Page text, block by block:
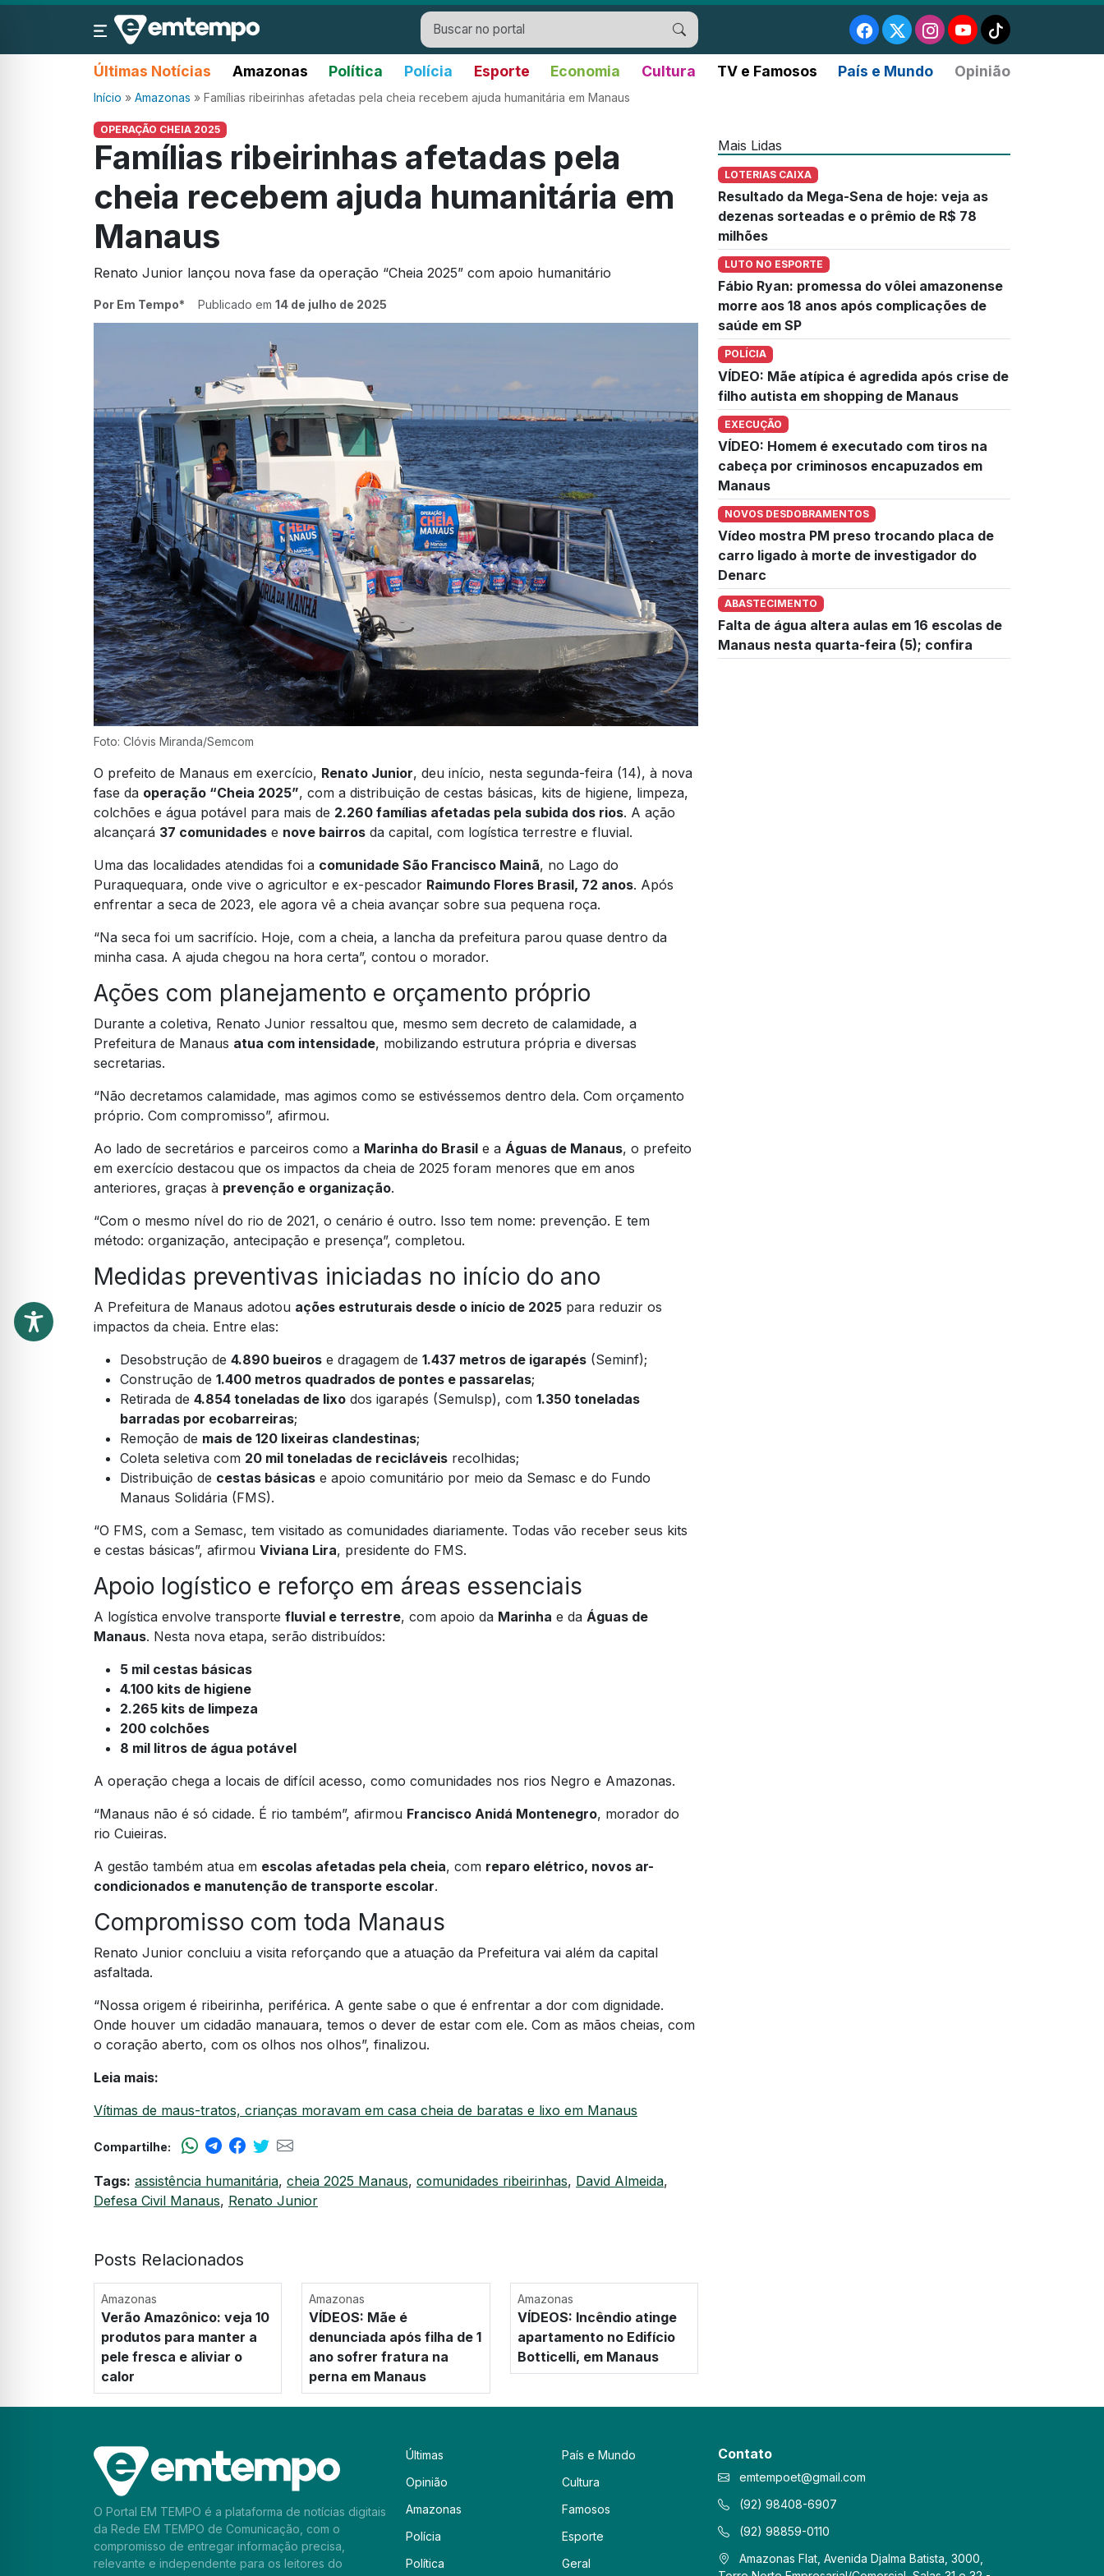
Últimas Notícias Amazonas Política Polícia Esporte Economia Cultura TV e Famosos País e Mundo Opinião
Início » Amazonas » Famílias ribeirinhas afetadas pela cheia recebem ajuda humanitária em Manaus
OPERAÇÃO CHEIA 2025
Famílias ribeirinhas afetadas pela
cheia recebem ajuda humanitária em
Manaus
Renato Junior lançou nova fase da operação “Cheia 2025” com apoio humanitário
Por Em Tempo* Publicado em 14 de julho de 2025
Foto: Clóvis Miranda/Semcom
O prefeito de Manaus em exercício, Renato Junior, deu início, nesta segunda-feira (14), à nova
fase da operação “Cheia 2025”, com a distribuição de cestas básicas, kits de higiene, limpeza,
colchões e água potável para mais de 2.260 famílias afetadas pela subida dos rios. A ação
alcançará 37 comunidades e nove bairros da capital, com logística terrestre e fluvial.
Uma das localidades atendidas foi a comunidade São Francisco Mainã, no Lago do
Puraquequara, onde vive o agricultor e ex-pescador Raimundo Flores Brasil, 72 anos. Após
enfrentar a seca de 2023, ele agora vê a cheia avançar sobre sua pequena roça.
“Na seca foi um sacrifício. Hoje, com a cheia, a lancha da prefeitura parou quase dentro da
minha casa. A ajuda chegou na hora certa”, contou o morador.
Ações com planejamento e orçamento próprio
Durante a coletiva, Renato Junior ressaltou que, mesmo sem decreto de calamidade, a
Prefeitura de Manaus atua com intensidade, mobilizando estrutura própria e diversas
secretarias.
“Não decretamos calamidade, mas agimos como se estivéssemos dentro dela. Com orçamento
próprio. Com compromisso”, afirmou.
Ao lado de secretários e parceiros como a Marinha do Brasil e a Águas de Manaus, o prefeito
em exercício destacou que os impactos da cheia de 2025 foram menores que em anos
anteriores, graças à prevenção e organização.
“Com o mesmo nível do rio de 2021, o cenário é outro. Isso tem nome: prevenção. E tem
método: organização, antecipação e presença”, completou.
Medidas preventivas iniciadas no início do ano
A Prefeitura de Manaus adotou ações estruturais desde o início de 2025 para reduzir os
impactos da cheia. Entre elas:
Desobstrução de 4.890 bueiros e dragagem de 1.437 metros de igarapés (Seminf);
Construção de 1.400 metros quadrados de pontes e passarelas;
Retirada de 4.854 toneladas de lixo dos igarapés (Semulsp), com 1.350 toneladas
barradas por ecobarreiras;
Remoção de mais de 120 lixeiras clandestinas;
Coleta seletiva com 20 mil toneladas de recicláveis recolhidas;
Distribuição de cestas básicas e apoio comunitário por meio da Semasc e do Fundo
Manaus Solidária (FMS).
“O FMS, com a Semasc, tem visitado as comunidades diariamente. Todas vão receber seus kits
e cestas básicas”, afirmou Viviana Lira, presidente do FMS.
Apoio logístico e reforço em áreas essenciais
A logística envolve transporte fluvial e terrestre, com apoio da Marinha e da Águas de
Manaus. Nesta nova etapa, serão distribuídos:
5 mil cestas básicas
4.100 kits de higiene
2.265 kits de limpeza
200 colchões
8 mil litros de água potável
A operação chega a locais de difícil acesso, como comunidades nos rios Negro e Amazonas.
“Manaus não é só cidade. É rio também”, afirmou Francisco Anidá Montenegro, morador do
rio Cuieiras.
A gestão também atua em escolas afetadas pela cheia, com reparo elétrico, novos ar-
condicionados e manutenção de transporte escolar.
Compromisso com toda Manaus
Renato Junior concluiu a visita reforçando que a atuação da Prefeitura vai além da capital
asfaltada.
“Nossa origem é ribeirinha, periférica. A gente sabe o que é enfrentar a dor com dignidade.
Onde houver um cidadão manauara, temos o dever de estar com ele. Com as mãos cheias, com
o coração aberto, com os olhos nos olhos”, finalizou.
Leia mais:
Vítimas de maus-tratos, crianças moravam em casa cheia de baratas e lixo em Manaus
Compartilhe:
Tags: assistência humanitária, cheia 2025 Manaus, comunidades ribeirinhas, David Almeida,
Defesa Civil Manaus, Renato Junior
Posts Relacionados
Amazonas
Verão Amazônico: veja 10
produtos para manter a
pele fresca e aliviar o
calor
Amazonas
VÍDEOS: Mãe é
denunciada após filha de 1
ano sofrer fratura na
perna em Manaus
Amazonas
VÍDEOS: Incêndio atinge
apartamento no Edifício
Botticelli, em Manaus
Mais Lidas
LOTERIAS CAIXA
Resultado da Mega-Sena de hoje: veja as
dezenas sorteadas e o prêmio de R$ 78
milhões
LUTO NO ESPORTE
Fábio Ryan: promessa do vôlei amazonense
morre aos 18 anos após complicações de
saúde em SP
POLÍCIA
VÍDEO: Mãe atípica é agredida após crise de
filho autista em shopping de Manaus
EXECUÇÃO
VÍDEO: Homem é executado com tiros na
cabeça por criminosos encapuzados em
Manaus
NOVOS DESDOBRAMENTOS
Vídeo mostra PM preso trocando placa de
carro ligado à morte de investigador do
Denarc
ABASTECIMENTO
Falta de água altera aulas em 16 escolas de
Manaus nesta quarta-feira (5); confira
O Portal EM TEMPO é a plataforma de notícias digitais
da Rede EM TEMPO de Comunicação, com o
compromisso de entregar informação precisa,
relevante e independente para os leitores do
Últimas
Opinião
Amazonas
Polícia
Política
País e Mundo
Cultura
Famosos
Esporte
Geral
Contato
emtempoet@gmail.com
(92) 98408-6907
(92) 98859-0110
Amazonas Flat, Avenida Djalma Batista, 3000,